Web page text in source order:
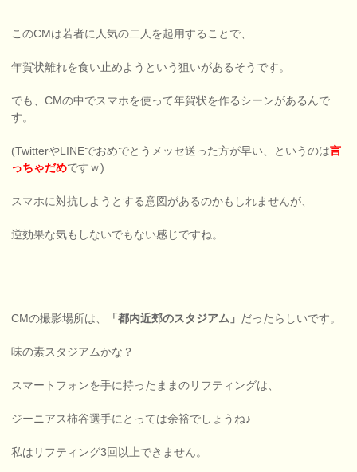
このCMは若者に人気の二人を起用することで、
年賀状離れを食い止めようという狙いがあるそうです。
でも、CMの中でスマホを使って年賀状を作るシーンがあるんで
す。
(TwitterやLINEでおめでとうメッセ送った方が早い、というのは言
っちゃだめですｗ)
スマホに対抗しようとする意図があるのかもしれませんが、
逆効果な気もしないでもない感じですね。
CMの撮影場所は、 「都内近郊のスタジアム」 だったらしいです。
味の素スタジアムかな？
スマートフォンを手に持ったままのリフティングは、
ジーニアス柿谷選手にとっては余裕でしょうね♪
私はリフティング3回以上できません。